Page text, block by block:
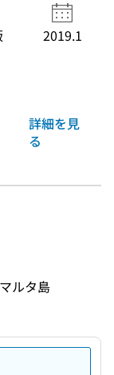
2019.1
詳細を見
る
ルタ島